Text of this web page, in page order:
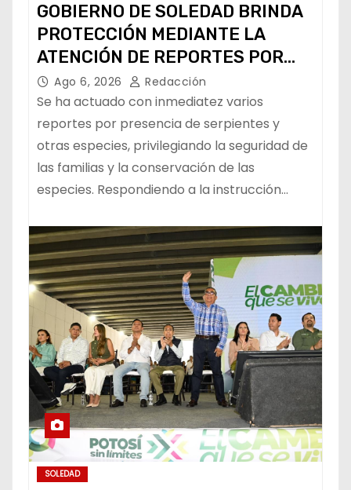
GOBIERNO DE SOLEDAD BRINDA
PROTECCIÓN MEDIANTE LA
ATENCIÓN DE REPORTES POR
FAUNA SILVESTRE
Ago 6, 2026 Redacción
Se ha actuado con inmediatez varios
reportes por presencia de serpientes y
otras especies, privilegiando la seguridad de
las familias y la conservación de las
especies. Respondiendo a la instrucción…
SOLEDAD